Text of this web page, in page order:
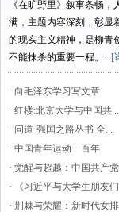
《在旷野里》叙事条畅，
满，主题内容深刻，彰显
的现实主义精神，是柳青
不能抹杀的重要一程。...[
· 向毛泽东学习写文章
· 红楼:北京大学与中国共...
· 问道·强国之路丛书 全...
· 中国青年运动一百年
· 觉醒与超越：中国共产
· 《习近平与大学生朋友们
· 荆棘与荣耀：新时代女